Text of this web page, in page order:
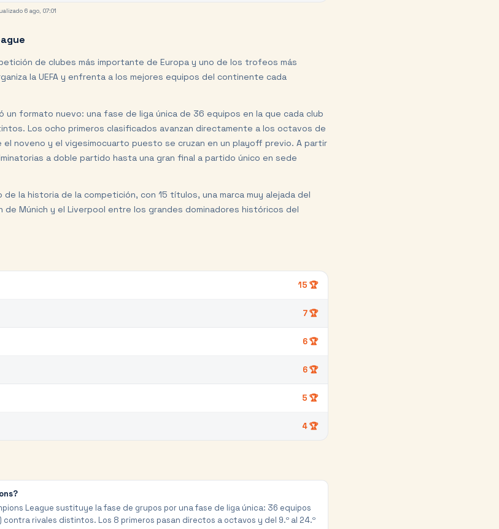
6 ago, 07:01
de clubes más importante de Europa y uno de los trofeos más
la UEFA y enfrenta a los mejores equipos del continente cada
formato nuevo: una fase de liga única de 36 equipos en la que cada club
Los ocho primeros clasificados avanzan directamente a los octavos de
noveno y el vigesimocuarto puesto se cruzan en un playoff previo. A partir
a doble partido hasta una gran final a partido único en sede
de la historia de la competición, con 15 títulos, una marca muy alejada del
de Múnich y el Liverpool entre los grandes dominadores históricos del
15 🏆
7🏆
6🏆
6🏆
5 🏆
4🏆
League sustituye la fase de grupos por una fase de liga única: 36 equipos
rivales distintos. Los 8 primeros pasan directos a octavos y del 9.º al 24.º